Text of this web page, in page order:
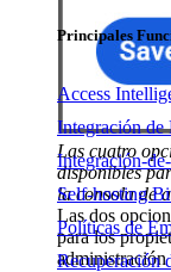
Principales
Access
Integración de
Integración-
Self-hosting
Políticas de
Recuperación
Las cuatro
disponibles
la consola de
Las dos
para los